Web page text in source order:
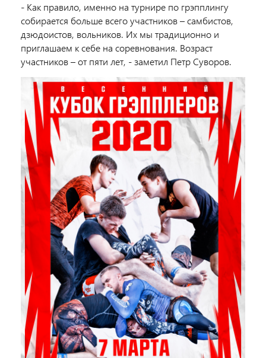
- Как правило, именно на турнире по грэпплингу
собирается больше всего участников – самбистов,
дзюдоистов, вольников. Их мы традиционно и
приглашаем к себе на соревнования. Возраст
участников – от пяти лет, - заметил Петр Суворов.